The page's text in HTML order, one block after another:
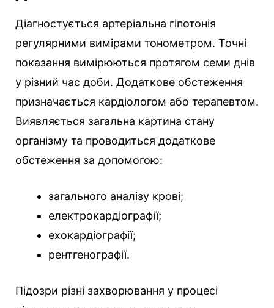
Діагностується артеріальна гіпотонія
регулярними вимірами тонометром. Точні
показання вимірюються протягом семи днів
у різний час доби. Додаткове обстеження
призначається кардіологом або терапевтом.
Виявляється загальна картина стану
організму та проводиться додаткове
обстеження за допомогою:
загального аналізу крові;
електрокардіографії;
ехокардіографії;
рентгенографії.
Підозри різні захворювання у процесі